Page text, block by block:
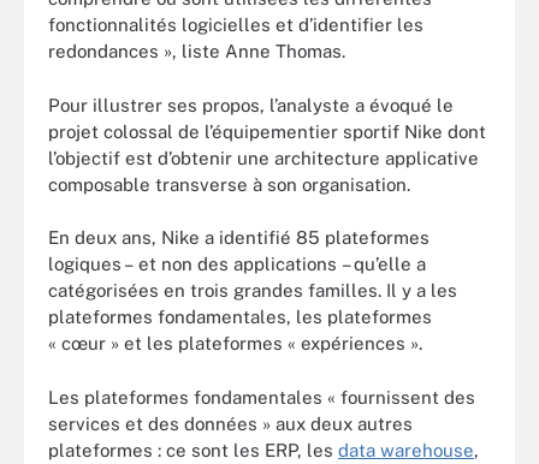
fonctionnalités logicielles et d’identifier les
redondances », liste Anne Thomas.
Pour illustrer ses propos, l’analyste a évoqué le
projet colossal de l’équipementier sportif Nike dont
l’objectif est d’obtenir une architecture applicative
composable transverse à son organisation.
En deux ans, Nike a identifié 85 plateformes
logiques – et non des applications – qu’elle a
catégorisées en trois grandes familles. Il y a les
plateformes fondamentales, les plateformes
« cœur » et les plateformes « expériences ».
Les plateformes fondamentales « fournissent des
services et des données » aux deux autres
plateformes : ce sont les ERP, les data warehouse,